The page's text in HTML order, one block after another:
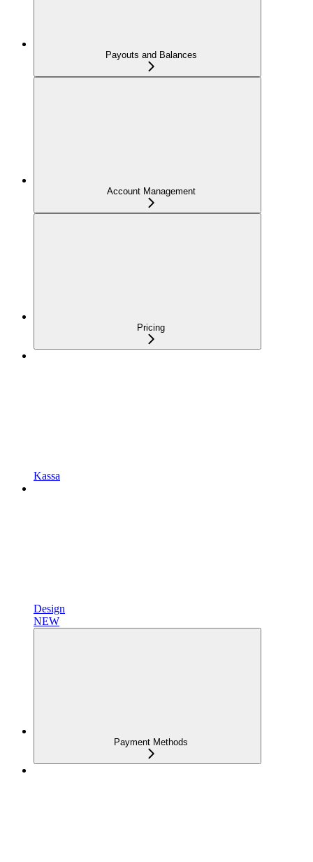
Payouts and Balances
Account Management
Pricing
Kassa
Design
NEW
Payment Methods